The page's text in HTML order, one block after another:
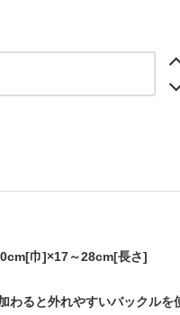
巾]×17～28cm[長さ]
わると外れやすいバックルを